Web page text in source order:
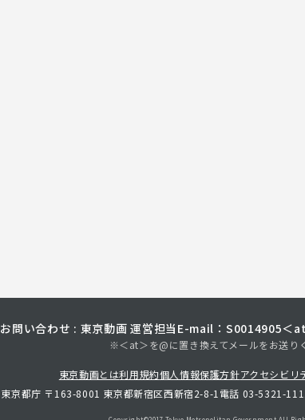
お問い合わせ : 東京動画 運営担当 E-mail：S0014905
※＜at＞を@に置き換えてメールをお送り
東京動画とは利用規約個人情報保護方針アクセシビリ
東京都庁 〒163-8001 東京都新宿区西新宿2-8-1 電話 03-5321-